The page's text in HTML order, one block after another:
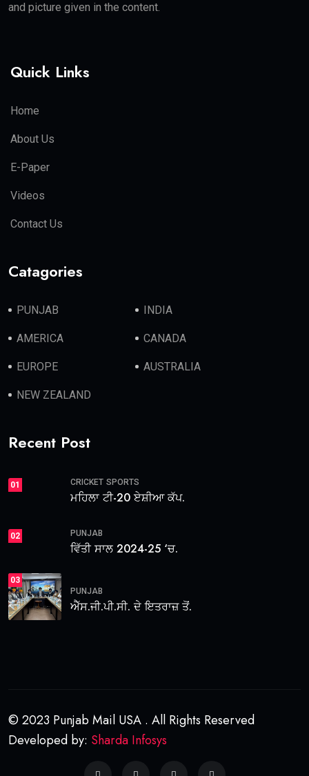
and picture given in the content.
Quick Links
Home
About Us
E-Paper
Videos
Contact Us
Catagories
PUNJAB INDIA
AMERICA CANADA
EUROPE AUSTRALIA
NEW ZEALAND
Recent Post
01 CRICKET SPORTS
ਮਹਿਲਾ ਟੀ-20 ਏਸ਼ੀਆ ਕੱਪ.
02 PUNJAB
ਵਿੱਤੀ ਸਾਲ 2024-25 ‘ਚ.
03
PUNJAB
ਐੱਸ.ਜੀ.ਪੀ.ਸੀ. ਦੇ ਇਤਰਾਜ਼ ਤੋਂ.
© 2023 Punjab Mail USA . All Rights Reserved
Developed by: Sharda Infosys